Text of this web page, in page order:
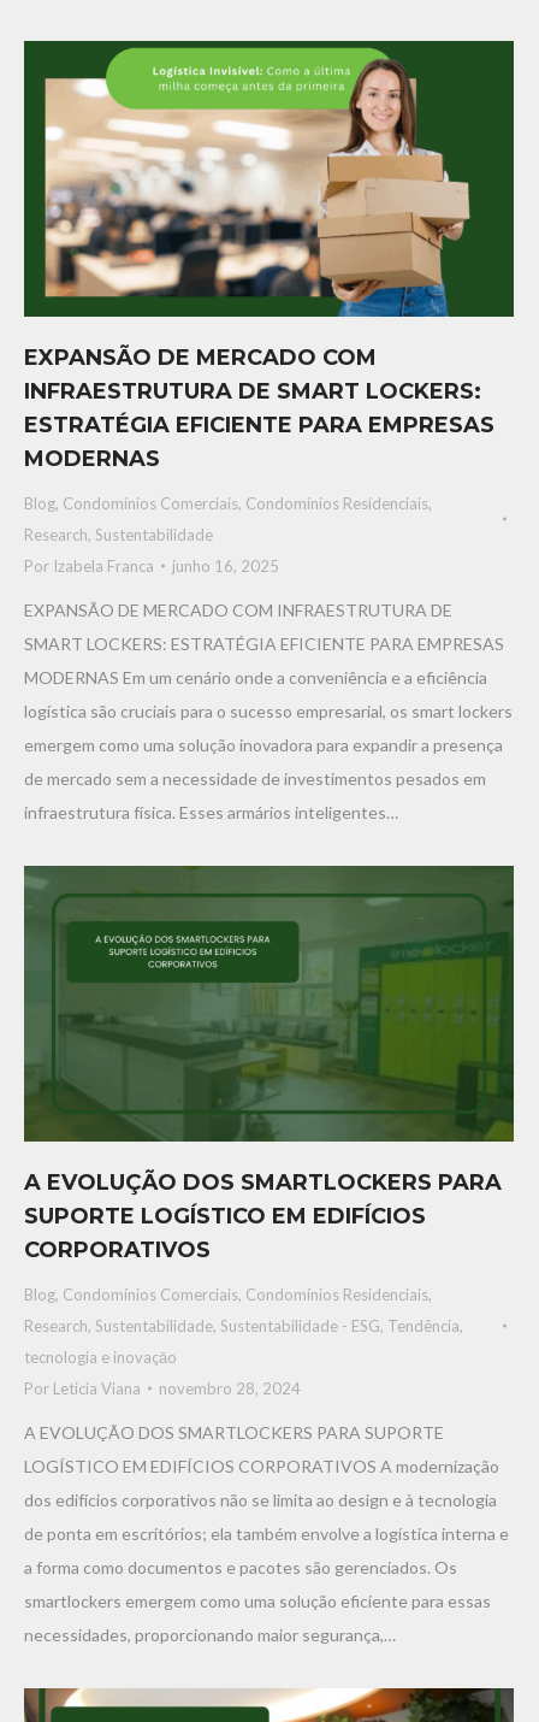
EXPANSÃO DE MERCADO COM
INFRAESTRUTURA DE SMART LOCKERS:
ESTRATÉGIA EFICIENTE PARA EMPRESAS
MODERNAS
Blog, Condomínios Comerciais, Condomínios Residenciais,
Research, Sustentabilidade
Por Izabela Franca junho 16, 2025
EXPANSÃO DE MERCADO COM INFRAESTRUTURA DE
SMART LOCKERS: ESTRATÉGIA EFICIENTE PARA EMPRESAS
MODERNAS Em um cenário onde a conveniência e a eficiência
logística são cruciais para o sucesso empresarial, os smart lockers
emergem como uma solução inovadora para expandir a presença
de mercado sem a necessidade de investimentos pesados em
infraestrutura física. Esses armários inteligentes…
A EVOLUÇÃO DOS SMARTLOCKERS PARA
SUPORTE LOGÍSTICO EM EDIFÍCIOS
CORPORATIVOS
Blog, Condomínios Comerciais, Condomínios Residenciais,
Research, Sustentabilidade, Sustentabilidade - ESG, Tendência,
tecnologia e inovaçāo
Por Leticia Viana novembro 28, 2024
A EVOLUÇÃO DOS SMARTLOCKERS PARA SUPORTE
LOGÍSTICO EM EDIFÍCIOS CORPORATIVOS A modernização
dos edifícios corporativos não se limita ao design e à tecnologia
de ponta em escritórios; ela também envolve a logística interna e
a forma como documentos e pacotes são gerenciados. Os
smartlockers emergem como uma solução eficiente para essas
necessidades, proporcionando maior segurança,…